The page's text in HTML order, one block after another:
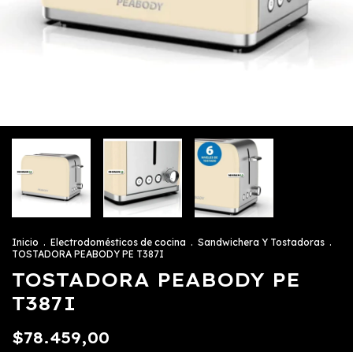
Inicio . Electrodomésticos de cocina . Sandwichera Y Tostadoras .
TOSTADORA PEABODY PE T387I
TOSTADORA PEABODY PE
T387I
$78.459,00